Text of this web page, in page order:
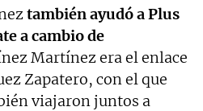
también ayudó a Plus
a cambio de
Martínez era el enlace
Zapatero, con el que
viajaron juntos a